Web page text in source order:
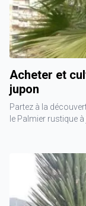
Acheter et
jupon
Partez à la
le Palmier rustique à